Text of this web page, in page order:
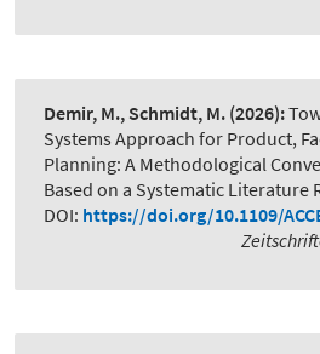
Demir, M., Schmidt, M. (2026):
Systems Approach for Product,
Planning: A Methodological
Based on a Systematic Literature
DOI: https://doi.org/10.1109/